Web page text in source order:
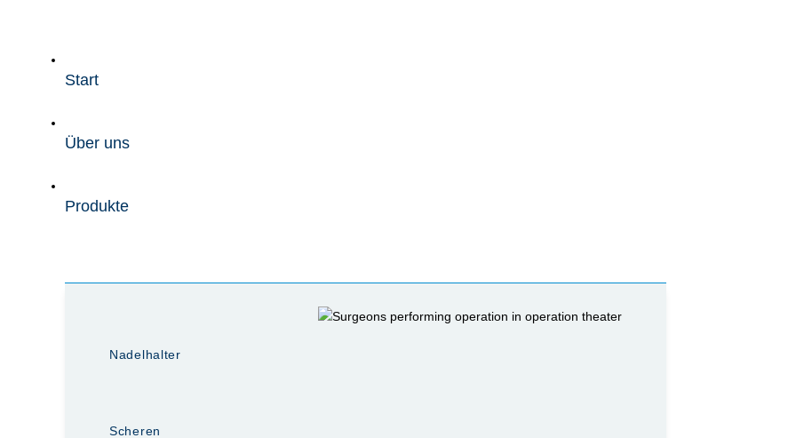
wechseln
Start
Über uns
Produkte
Nadelhalter
Scheren